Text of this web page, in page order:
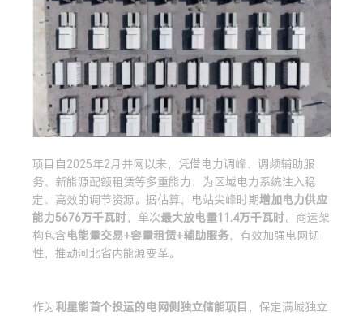
项目自2025年2月并网以来，凭借电力调峰、调频辅助服
务、新能源配额租赁等多重能力，为区域电力系统注入稳
定、高效的调节资源。据估算，电站尖峰时期增加电力供应
能力5676万千瓦时，单次最大放电量11.4万千瓦时。商运架
构包含电能量交易+容量租赁+辅助服务，有效加强电网韧
性，推动河北省内能源变革。
作为利星能首个投运的电网侧独立储能项目 ，保定满城独立